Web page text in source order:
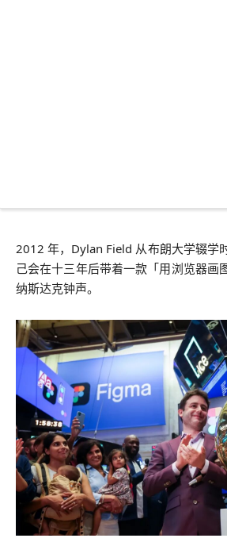
2012 年，Dylan Field 从布朗大学辍学
己会在十三年后带着一款「用浏览器画
纳斯达克钟声。